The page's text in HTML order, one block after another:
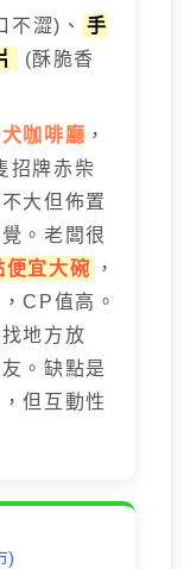
不澀)、
手
(酥脆香
咖啡廳 ，
招牌赤柴
大但佈置
。老闆很
便宜大碗
，
CP值高。
地方放
。缺點是
但互動性
)